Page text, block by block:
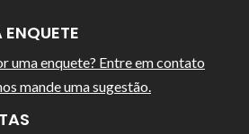
uma enquete? Entre em contato
mande uma sugestão.